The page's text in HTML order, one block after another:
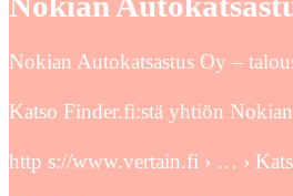
Nokian Autokatsastus Oy –
Katso Finder.fi:stä yhtiön
http s://www.vertain.fi › … ›